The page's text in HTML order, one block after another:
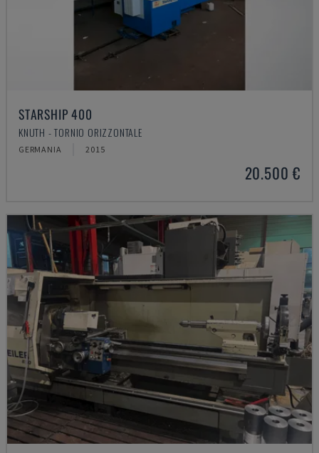
STARSHIP 400
KNUTH - TORNIO ORIZZONTALE
GERMANIA 2015
20.500 €